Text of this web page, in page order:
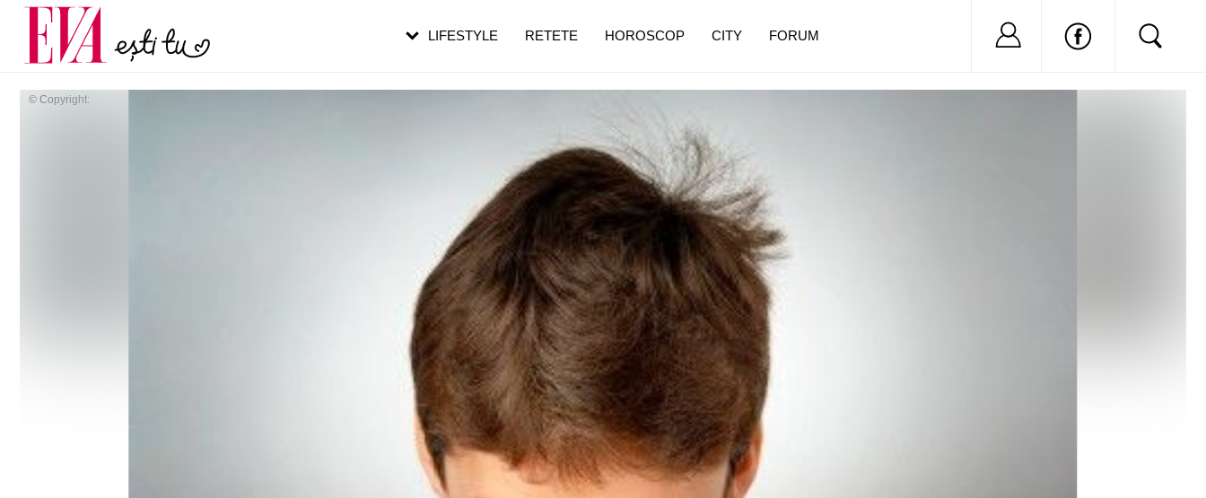
© Copyright:
LIFESTYLE RETETE HOROSCOP CITY FORUM Nu ai cont?
Carieră
Actualitate
pe măsură ce înaintezi în vârstă
de dureroasă este investigația